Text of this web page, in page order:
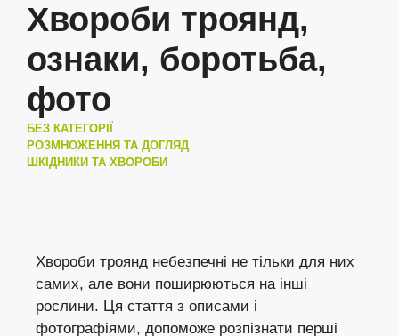
Хвороби троянд,
ознаки, боротьба,
фото
БЕЗ КАТЕГОРІЇ
РОЗМНОЖЕННЯ ТА ДОГЛЯД
ШКІДНИКИ ТА ХВОРОБИ
Хвороби троянд небезпечні не тільки для них
самих, але вони поширюються на інші
рослини. Ця стаття з описами і
фотографіями, допоможе розпізнати перші